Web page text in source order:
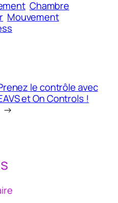
Chambre
Mouvement
le contrôle avec
et On Controls !
→